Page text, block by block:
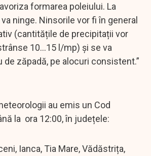
formarea poleiului. La
ninge. Ninsorile vor fi în general
(cantitățile de precipitații vor
10…15 l/mp) și se va
de zăpadă, pe alocuri consistent.”
au emis un Cod
la ora 12:00, în județele:
Ianca, Tia Mare, Vădăstrița,